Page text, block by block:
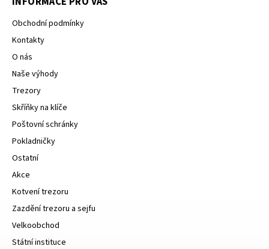
Obchodní podmínky
Kontakty
O nás
Naše výhody
Trezory
Skříňky na klíče
Poštovní schránky
Pokladničky
Ostatní
Akce
Kotvení trezoru
Zazdění trezoru a sejfu
Velkoobchod
Státní instituce